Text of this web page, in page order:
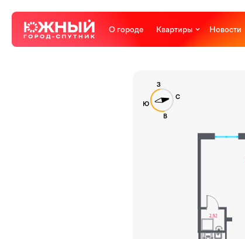
О городе Квартиры Новости
С
В
Ю
З